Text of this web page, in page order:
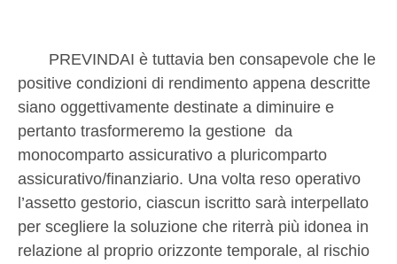
PREVINDAI è tuttavia ben consapevole che le
positive condizioni di rendimento appena descritte
siano oggettivamente destinate a diminuire e
pertanto trasformeremo la gestione da
monocomparto assicurativo a pluricomparto
assicurativo/finanziario. Una volta reso operativo
l’assetto gestorio, ciascun iscritto sarà interpellato
per scegliere la soluzione che riterrà più idonea in
relazione al proprio orizzonte temporale, al rischio